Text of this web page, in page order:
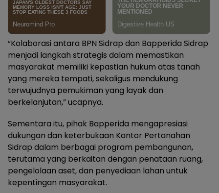
“Kolaborasi antara BPN Sidrap dan Bapperida Sidrap
menjadi langkah strategis dalam memastikan
masyarakat memiliki kepastian hukum atas tanah
yang mereka tempati, sekaligus mendukung
terwujudnya pemukiman yang layak dan
berkelanjutan,” ucapnya.
Sementara itu, pihak Bapperida mengapresiasi
dukungan dan keterbukaan Kantor Pertanahan
Sidrap dalam berbagai program pembangunan,
terutama yang berkaitan dengan penataan ruang,
pengelolaan aset, dan penyediaan lahan untuk
kepentingan masyarakat.